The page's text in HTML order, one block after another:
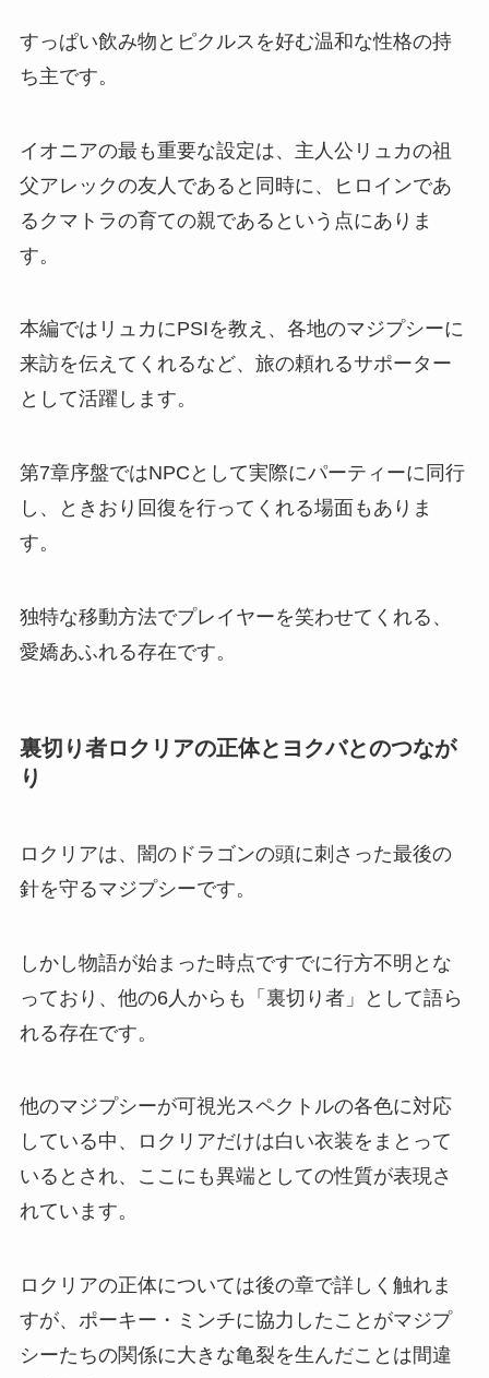
すっぱい飲み物とピクルスを好む温和な性格の持
ち主です。
イオニアの最も重要な設定は、主人公リュカの祖
父アレックの友人であると同時に、ヒロインであ
るクマトラの育ての親であるという点にありま
す。
本編ではリュカにPSIを教え、各地のマジプシーに
来訪を伝えてくれるなど、旅の頼れるサポーター
として活躍します。
第7章序盤ではNPCとして実際にパーティーに同行
し、ときおり回復を行ってくれる場面もありま
す。
独特な移動方法でプレイヤーを笑わせてくれる、
愛嬌あふれる存在です。
裏切り者ロクリアの正体とヨクバとのつなが
り
ロクリアは、闇のドラゴンの頭に刺さった最後の
針を守るマジプシーです。
しかし物語が始まった時点ですでに行方不明とな
っており、他の6人からも「裏切り者」として語ら
れる存在です。
他のマジプシーが可視光スペクトルの各色に対応
している中、ロクリアだけは白い衣装をまとって
いるとされ、ここにも異端としての性質が表現さ
れています。
ロクリアの正体については後の章で詳しく触れま
すが、ポーキー・ミンチに協力したことがマジプ
シーたちの関係に大きな亀裂を生んだことは間違